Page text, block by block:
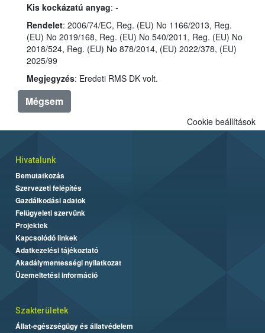
Kis kockázatú anyag: -
Rendelet: 2006/74/EC, Reg. (EU) No 1166/2013, Reg.
(EU) No 2019/168, Reg. (EU) No 540/2011, Reg. (EU) No
2018/524, Reg. (EU) No 878/2014, (EU) 2022/378, (EU)
2025/99
Megjegyzés: Eredeti RMS DK volt.
Mégsem
Cookie beállítások
Hivatalunk
Bemutatkozás
Szervezeti felépítés
Gazdálkodási adatok
Felügyeleti szervünk
Projektek
Kapcsolódó linkek
Adatkezelési tájékoztató
Akadálymentességi nyilatkozat
Üzemeltetési információ
Szakterületek
Állat-egészségügy és állatvédelem